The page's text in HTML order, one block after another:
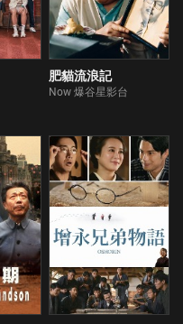
肥貓流浪記
Now 爆谷星影台